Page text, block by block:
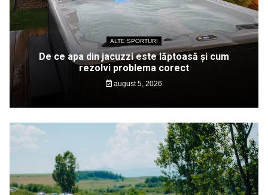
ALTE SPORTURI
De ce apa din jacuzzi este lăptoasă și cum
rezolvi problema corect
august 5, 2026